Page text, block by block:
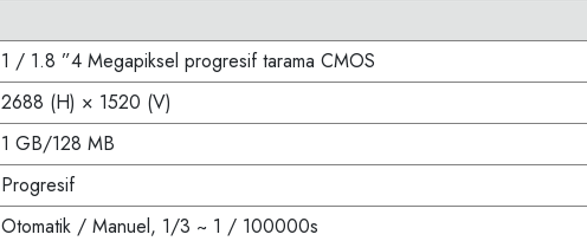
1 / 1.8 ”4 Megapiksel progresif tarama CMOS
2688 (H) × 1520 (V)
1 GB/128 MB
Progresif
Otomatik / Manuel, 1/3 ~ 1 / 100000s